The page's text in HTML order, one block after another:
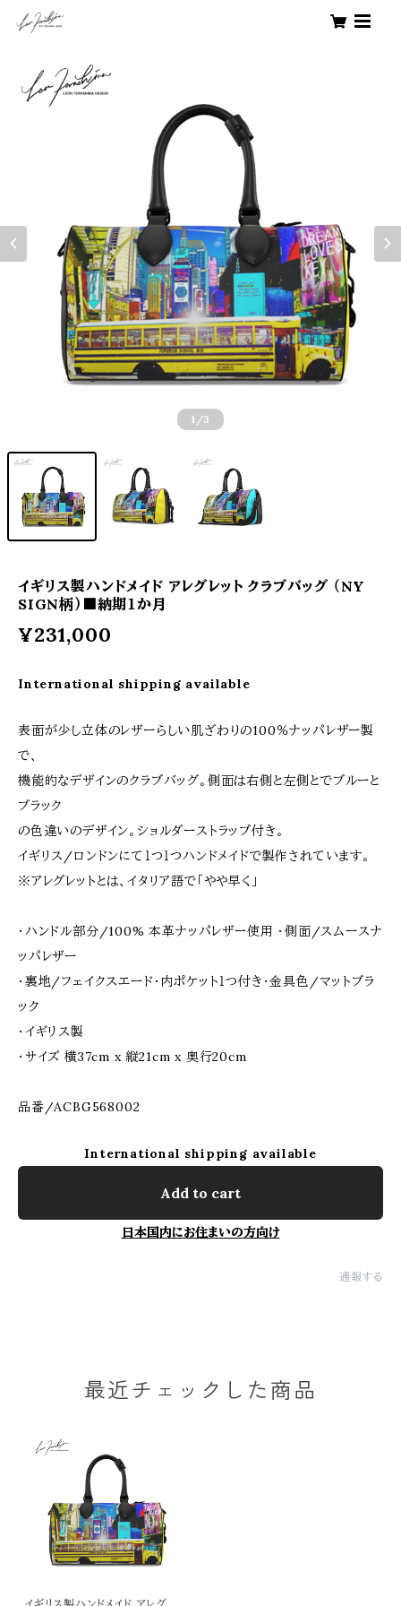
1 /3
イギリス製ハンドメイド アレグレット クラブバッグ （NY
SIGN柄）■納期１か月
¥231,000
International shipping available
表面が少し立体のレザーらしい肌ざわりの100％ナッパレザー製
で、
機能的なデザインのクラブバッグ。側面は右側と左側とでブルーと
ブラック
の色違いのデザイン。ショルダーストラップ付き。
イギリス/ロンドンにて１つ１つハンドメイドで製作されています。
※アレグレットとは、イタリア語で「やや早く」
・ハンドル部分/100% 本革ナッパレザー使用 ・側面/スムースナ
ッパレザー
・裏地/フェイクスエード・内ポケット１つ付き・金具色/マットブラ
ック
・イギリス製
・サイズ 横37cm x 縦21cm x 奥行20cm
品番/ACBG568002
International shipping available
Add to cart
日本国内にお住まいの方向け
通報する
最近チェックした商品